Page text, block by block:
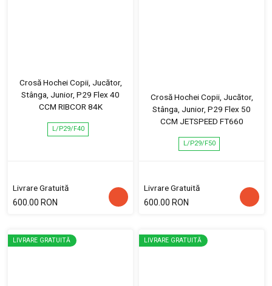
Crosă Hochei Copii, Jucător,
Stânga, Junior, P29 Flex 40
CCM RIBCOR 84K
L/P29/F40
Livrare Gratuită
600.00 RON
Crosă Hochei Copii, Jucător,
Stânga, Junior, P29 Flex 50
CCM JETSPEED FT660
L/P29/F50
Livrare Gratuită
600.00 RON
LIVRARE GRATUITĂ LIVRARE GRATUITĂ